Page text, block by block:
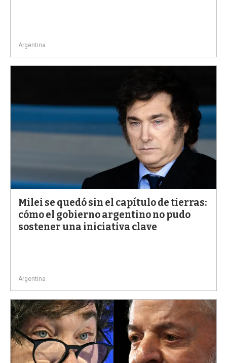
Argentina
Milei se quedó sin el capítulo de tierras:
cómo el gobierno argentino no pudo
sostener una iniciativa clave
Argentina